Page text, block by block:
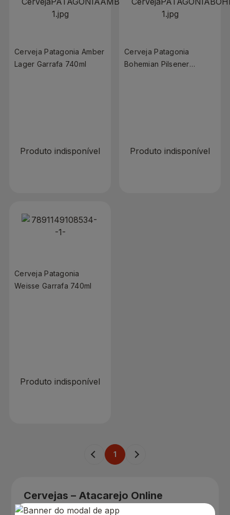
Cerveja Patagonia Amber
Lager Garrafa 740ml
Produto indisponível
Cerveja Patagonia
Bohemian Pilsener
Produto indisponível
Cerveja Patagonia
Weisse Garrafa 740ml
Produto indisponível
1
Cervejas – Atacarejo Online